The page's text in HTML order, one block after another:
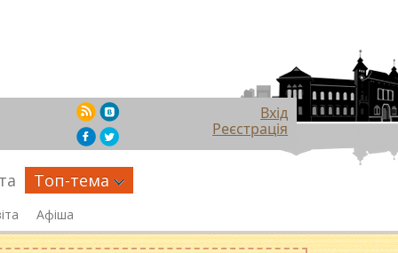
Вхід
Реєстрація
Топ-тема
Афіша